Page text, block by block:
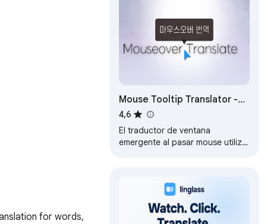
for words,
Mouse Tooltip Translator -
PDF & Netflix Youtube dual
subs
4,6
El traductor de ventana
emergente al pasar mouse utiliza